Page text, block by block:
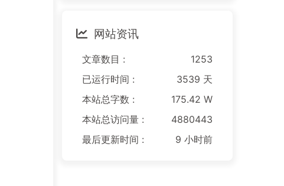
网站资讯
文章数目 :
1253
已运行时间 :
3539 天
本站总字数 :
175.42 W
本站总访问量 :
4880443
最后更新时间 :
9 小时前